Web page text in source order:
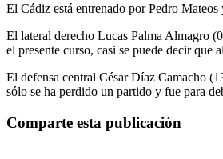
El Cádiz está entrenado por Pedro
El lateral derecho Lucas Palma Almagro
el presente curso, casi se puede decir
El defensa central César Díaz Camacho
sólo se ha perdido un partido y fue para
Comparte esta publicación